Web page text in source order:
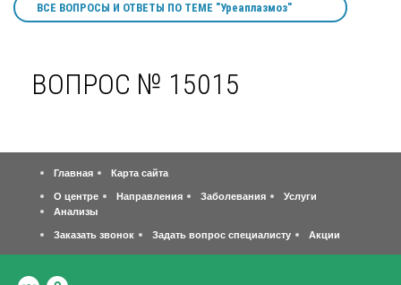
ВСЕ ВОПРОСЫ И ОТВЕТЫ ПО ТЕМЕ "Уреаплазмоз"
ВОПРОС № 15015
Главная
Карта сайта
О центре
Направления Заболевания
Услуги
Анализы
Заказать звонок
Задать вопрос специалисту Акции